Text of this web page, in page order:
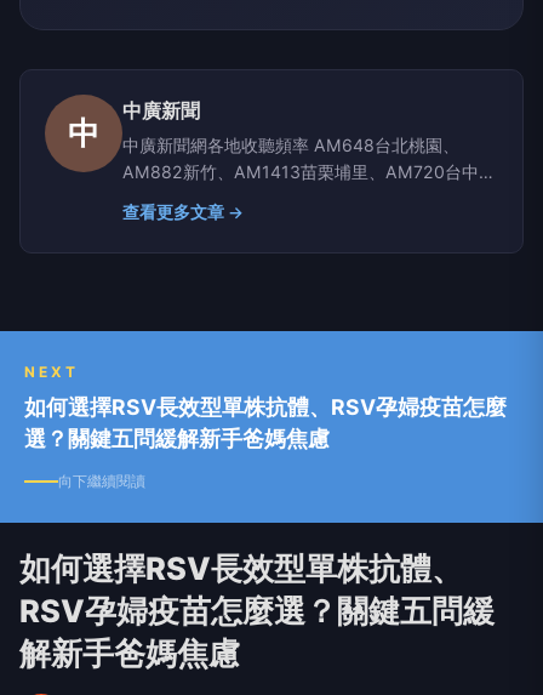
中
中廣新聞
中廣新聞網各地收聽頻率 AM648台北桃園、
AM882新竹、AM1413苗栗埔里、AM720台中彰
化南投、AM1350嘉義雲林、AM1296台南、
AM864高雄屏東、AM630宜蘭、AM819台東、
AM855花蓮、AM1116玉里
查看更多文章 →
NEXT
如何選擇RSV長效型單株抗體、RSV孕婦疫苗怎麼
選？關鍵五問緩解新手爸媽焦慮
向下繼續閱讀
如何選擇RSV長效型單株抗體、
RSV孕婦疫苗怎麼選？關鍵五問緩
解新手爸媽焦慮